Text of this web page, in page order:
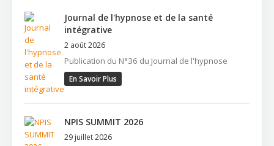
Journal de l'hypnose et de la santé
intégrative
2 août 2026
Publication du N°36 du Journal de l'hypnose
En Savoir Plus
NPIS SUMMIT 2026
29 juillet 2026